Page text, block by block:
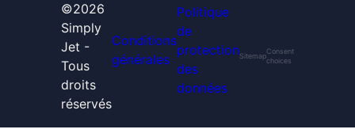
©2026
Simply
Jet -
Tous
droits
réservés
Conditions
générales
Politique
de
protection
des
données
Sitemap
Consent
choices